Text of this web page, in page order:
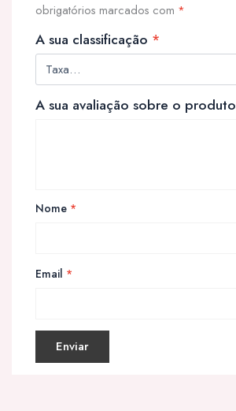
obrigatórios marcados com *
A sua classificação *
A sua avaliação sobre o produto
Nome *
Email *